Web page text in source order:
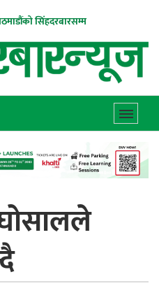
सिंहदरबारसम्म